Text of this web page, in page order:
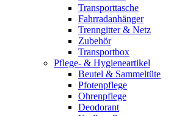
Transporttasche
Fahrradanhänger
Trenngitter & Netz
Zubehör
Transportbox
Pflege- & Hygieneartikel
Beutel & Sammeltüte
Pfotenpflege
Ohrenpflege
Deodorant